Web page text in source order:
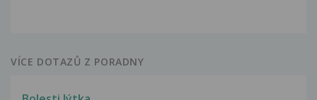
VÍCE DOTAZŮ Z PORADNY